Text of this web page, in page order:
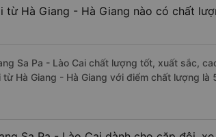
từ Hà Giang - Hà Giang nào có chất
Sa Pa - Lào Cai chất lượng tốt, xuất sắc,
từ Hà Giang - Hà Giang với điểm chất lượng